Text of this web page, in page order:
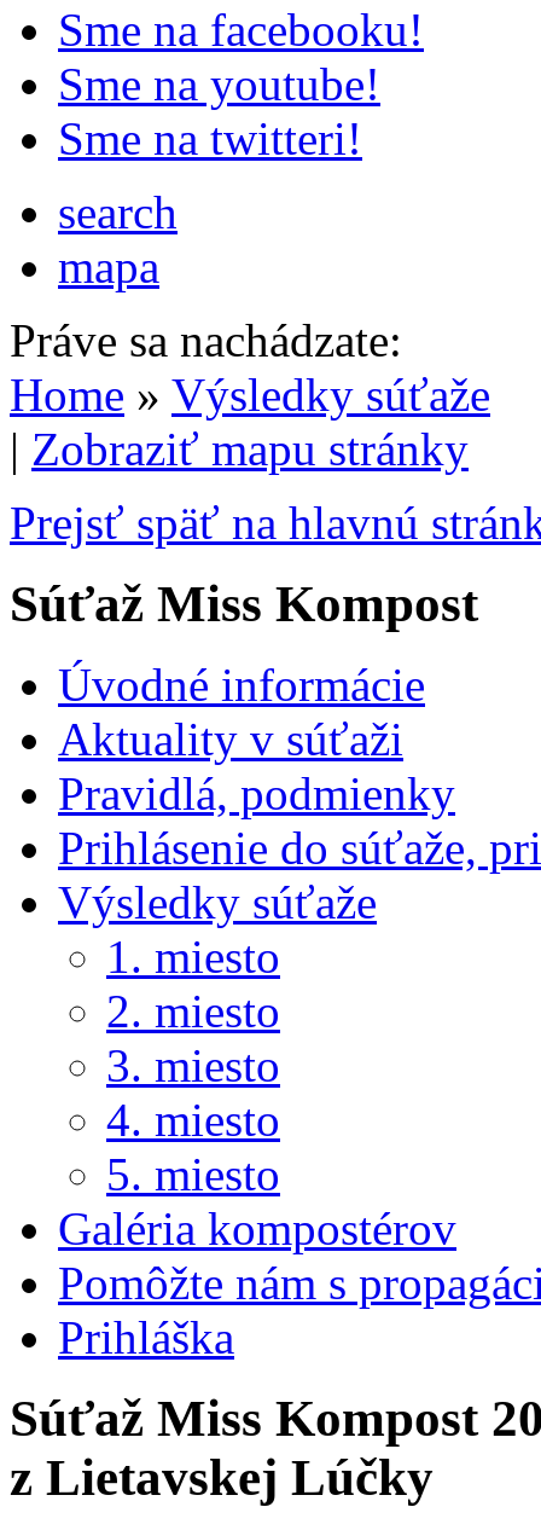
Sme na facebooku!
Sme na youtube!
Sme na twitteri!
search
mapa
Práve sa nachádzate:
Home » Výsledky súťaže
| Zobraziť mapu stránky
Prejsť späť na hlavnú
Súťaž Miss Kompost
Úvodné informácie
Aktuality v súťaži
Pravidlá, podmienky
Prihlásenie do súťaže,
Výsledky súťaže
1. miesto
2. miesto
3. miesto
4. miesto
5. miesto
Galéria kompostérov
Pomôžte nám s
Prihláška
Súťaž Miss Kompost
z Lietavskej Lúčky